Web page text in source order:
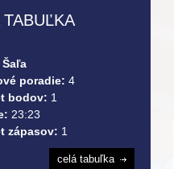
Šaľa
poradie: 4
bodov: 1
23:23
zápasov: 1
celá tabuľka